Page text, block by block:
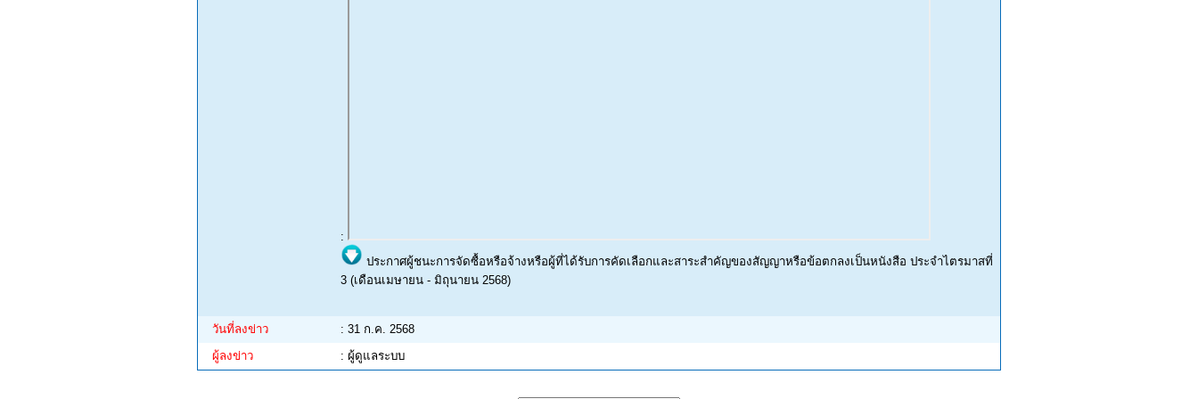
:
ประกาศผู้ชนะการจัดซื้อหรือจ้างหรือผู้ที่ได้รับการคัดเลือกและสาระสำคัญของสัญญาหรือข้อตกลงเป็นหนังสือ ประจำไตรมาสที่
3 (เดือนเมษายน - มิถุนายน 2568)
วันที่ลงข่าว
: 31 ก.ค. 2568
ผู้ลงข่าว
: ผู้ดูแลระบบ